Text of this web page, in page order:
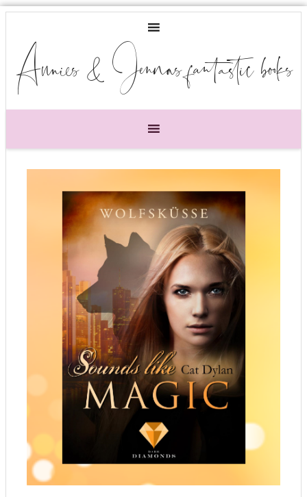
Annies & Jennas fantastic books